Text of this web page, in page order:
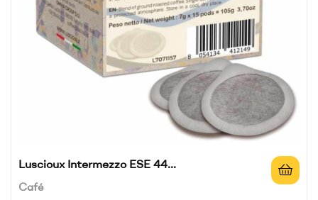
Luscioux Intermezzo ESE 44...
Café